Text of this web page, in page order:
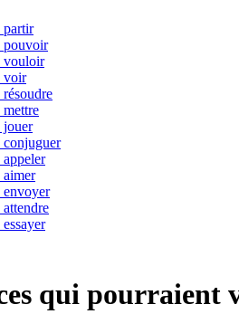
partir
pouvoir
vouloir
voir
résoudre
mettre
jouer
conjuguer
appeler
aimer
envoyer
qui pourraient